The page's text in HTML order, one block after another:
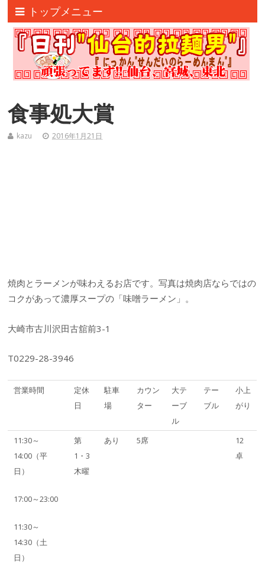
トップメニュー
食事処大賞
kazu 2016年1月21日
焼肉とラーメンが味わえるお店です。写真は焼肉店ならではの
コクがあって濃厚スープの「味噌ラーメン」。
大崎市古川沢田古舘前3-1
T0229-28-3946
営業時間
定休
日
駐車
場
カウン
ター
大テ
ーブ
ル
テー
ブル
小上
がり
11:30～
14:00（平
日）
17:00～23:00
11:30～
14:30（土
日）
第
1・3
木曜
あり 5席
12
卓